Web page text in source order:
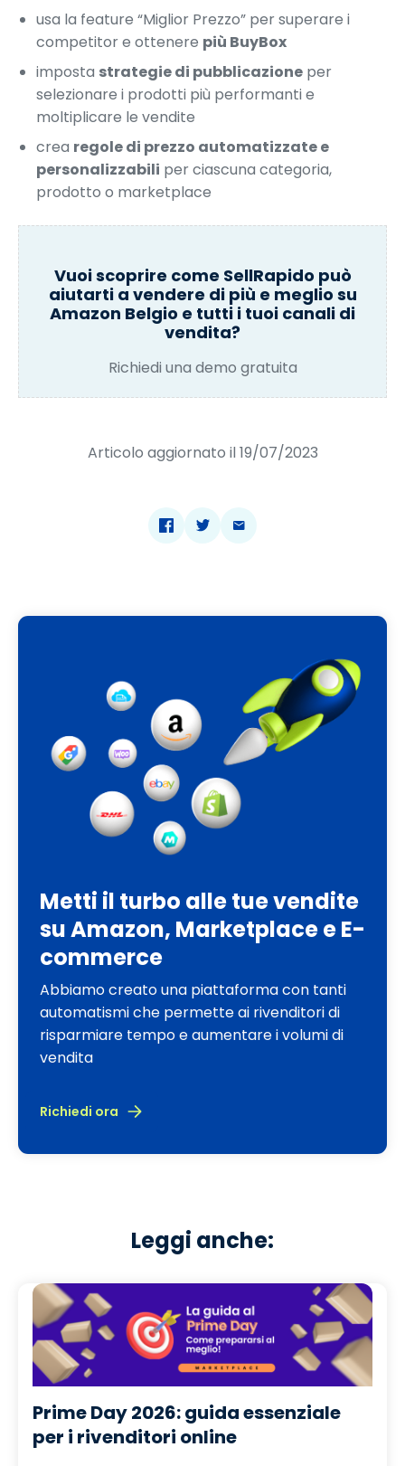
usa la feature “Miglior Prezzo” per superare i
competitor e ottenere più BuyBox
imposta strategie di pubblicazione per
selezionare i prodotti più performanti e
moltiplicare le vendite
crea regole di prezzo automatizzate e
personalizzabili per ciascuna categoria,
prodotto o marketplace
Vuoi scoprire come SellRapido può
aiutarti a vendere di più e meglio su
Amazon Belgio e tutti i tuoi canali di
vendita?
Richiedi una demo gratuita
Articolo aggiornato il 19/07/2023
Metti il turbo alle tue vendite
su Amazon, Marketplace e E-
commerce
Abbiamo creato una piattaforma con tanti
automatismi che permette ai rivenditori di
risparmiare tempo e aumentare i volumi di
vendita
Richiedi ora
Leggi anche:
Prime Day 2026: guida essenziale
per i rivenditori online